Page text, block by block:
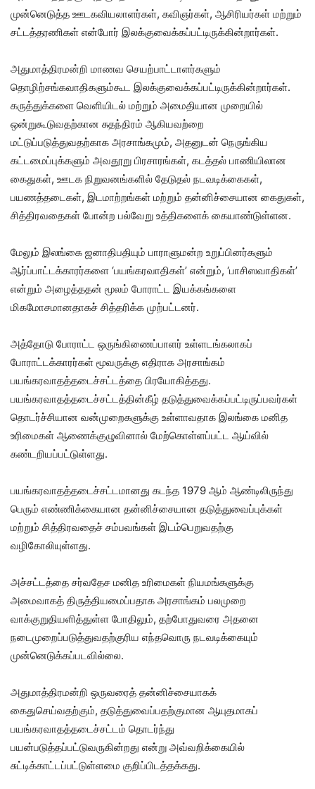
முன்னெடுத்த ஊடகவியலாளர்கள், கவிஞர்கள், ஆசிரியர்கள் மற்றும்
சட்டத்தரணிகள் என்போர் இலக்குவைக்கப்பட்டிருக்கின்றார்கள்.
அதுமாத்திரமன்றி மாணவ செயற்பாட்டாளர்களும்
தொழிற்சங்கவாதிகளும்கூட இலக்குவைக்கப்பட்டிருக்கின்றார்கள்.
கருத்துக்களை வெளியிடல் மற்றும் அமைதியான முறையில்
ஒன்றுகூடுவதற்கான சுதந்திரம் ஆகியவற்றை
மட்டுப்படுத்துவதற்காக அரசாங்கமும், அதனுடன் நெருங்கிய
கட்டமைப்புக்களும் அவதூறு பிரசாரங்கள், கடத்தல் பாணியிலான
கைதுகள், ஊடக நிறுவனங்களில் தேடுதல் நடவடிக்கைகள்,
பயணத்தடைகள், இடமாற்றங்கள் மற்றும் தன்னிச்சையான கைதுகள்,
சித்திரவதைகள் போன்ற பல்வேறு உத்திகளைக் கையாண்டுள்ளன.
மேலும் இலங்கை ஜனாதிபதியும் பாராளுமன்ற உறுப்பினர்களும்
ஆர்ப்பாட்டக்காரர்களை ‘பயங்கரவாதிகள்’ என்றும், ‘பாசிஸவாதிகள்’
என்றும் அழைத்ததன் மூலம் போராட்ட இயக்கங்களை
மிகமோசமானதாகச் சித்தரிக்க முற்பட்டனர்.
அத்தோடு போராட்ட ஒருங்கிணைப்பாளர் உள்ளடங்கலாகப்
போராட்டக்காரர்கள் மூவருக்கு எதிராக அரசாங்கம்
பயங்கரவாதத்தடைச்சட்டத்தை பிரயோகித்தது.
பயங்கரவாதத்தடைச்சட்டத்தின்கீழ் தடுத்துவைக்கப்பட்டிருப்பவர்கள்
தொடர்ச்சியான வன்முறைகளுக்கு உள்ளாவதாக இலங்கை மனித
உரிமைகள் ஆணைக்குழுவினால் மேற்கொள்ளப்பட்ட ஆய்வில்
கண்டறியப்பட்டுள்ளது.
பயங்கரவாதத்தடைச்சட்டமானது கடந்த 1979 ஆம் ஆண்டிலிருந்து
பெரும் எண்ணிக்கையான தன்னிச்சையான தடுத்துவைப்புக்கள்
மற்றும் சித்திரவதைச் சம்பவங்கள் இடம்பெறுவதற்கு
வழிகோலியுள்ளது.
அச்சட்டத்தை சர்வதேச மனித உரிமைகள் நியமங்களுக்கு
அமைவாகத் திருத்தியமைப்பதாக அரசாங்கம் பலமுறை
வாக்குறுதியளித்துள்ள போதிலும், தற்போதுவரை அதனை
நடைமுறைப்படுத்துவதற்குரிய எந்தவொரு நடவடிக்கையும்
முன்னெடுக்கப்படவில்லை.
அதுமாத்திரமன்றி ஒருவரைத் தன்னிச்சையாகக்
கைதுசெய்வதற்கும், தடுத்துவைப்பதற்குமான ஆயுதமாகப்
பயங்கரவாதத்தடைச்சட்டம் தொடர்ந்து
பயன்படுத்தப்பட்டுவருகின்றது என்று அவ்வறிக்கையில்
சுட்டிக்காட்டப்பட்டுள்ளமை குறிப்பிடத்தக்கது.